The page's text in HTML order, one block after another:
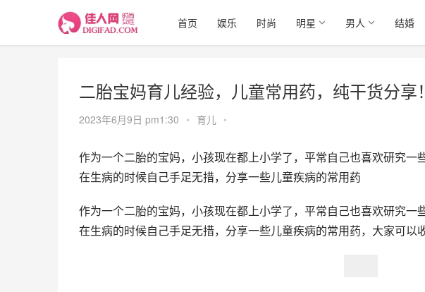
首页 娱乐 时尚 明星 男人 结婚
二胎宝妈育儿经验，儿童常用药，纯干货分享！
2023年6月9日 pm1:30 • 育儿 •
作为一个二胎的宝妈，小孩现在都上小学了，平常自己也喜欢研究
在生病的时候自己手足无措，分享一些儿童疾病的常用药
作为一个二胎的宝妈，小孩现在都上小学了，平常自己也喜欢研究
在生病的时候自己手足无措，分享一些儿童疾病的常用药，大家可以